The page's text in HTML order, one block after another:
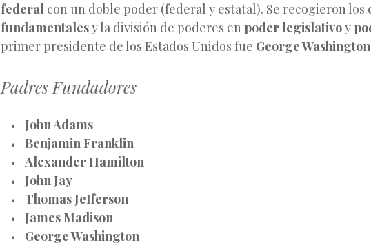
federal con un doble poder (federal y estatal). Se recogieron los
fundamentalesy la división de poderes en poder legislativoy
primer presidente de los Estados Unidos fue George Washington
Padres Fundadores
John Adams
Benjamin Franklin
Alexander Hamilton
John Jay
Thomas Jefferson
James Madison
George Washington